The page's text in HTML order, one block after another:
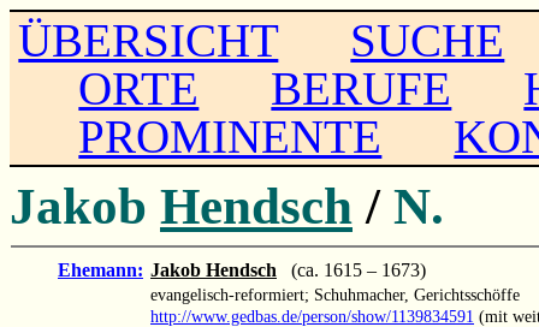
ÜBERSICHT
SUCHE
ORTE
BERUFE
PROMINENTE
Jakob Hendsch / N.
Ehemann: Jakob Hendsch (ca. 1615 – 1673)
evangelisch-reformiert; Schuhmacher, Gerichtsschöffe
http://www.gedbas.de/person/show/1139834591 (mit